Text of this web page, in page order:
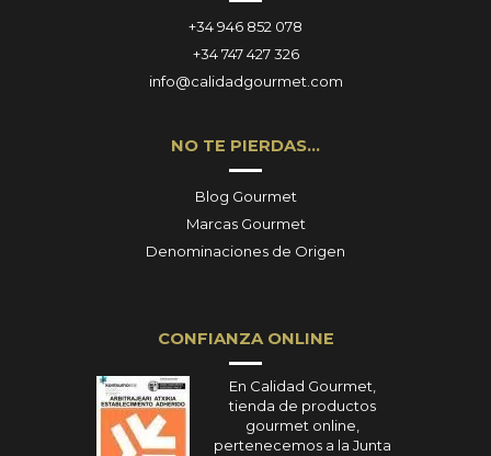
+34 946 852 078
+34 747 427 326
info@calidadgourmet.com
NO TE PIERDAS…
Blog Gourmet
Marcas Gourmet
Denominaciones de Origen
CONFIANZA ONLINE
En Calidad Gourmet,
tienda de productos
gourmet online,
pertenecemos a la Junta